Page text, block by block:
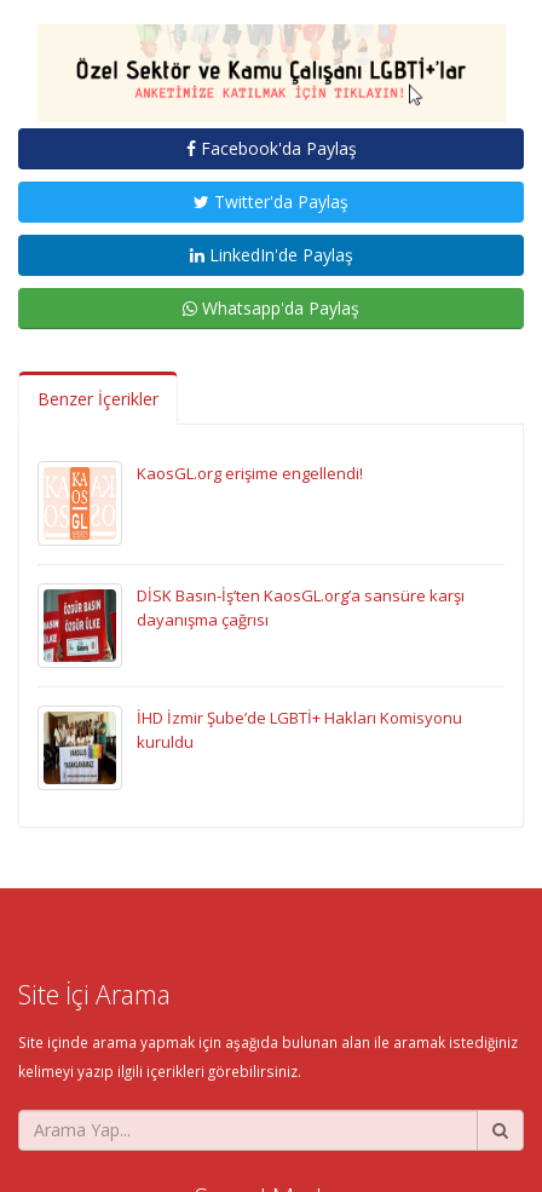
Facebook'da Paylaş
Twitter'da Paylaş
LinkedIn'de Paylaş
Whatsapp'da Paylaş
Benzer İçerikler
KaosGL.org erişime engellendi!
DİSK Basın-İş’ten KaosGL.org’a sansüre karşı
dayanışma çağrısı
İHD İzmir Şube’de LGBTİ+ Hakları Komisyonu
kuruldu
Site İçi Arama
Site içinde arama yapmak için aşağıda bulunan alan ile aramak istediğiniz
kelimeyi yazıp ilgili içerikleri görebilirsiniz.